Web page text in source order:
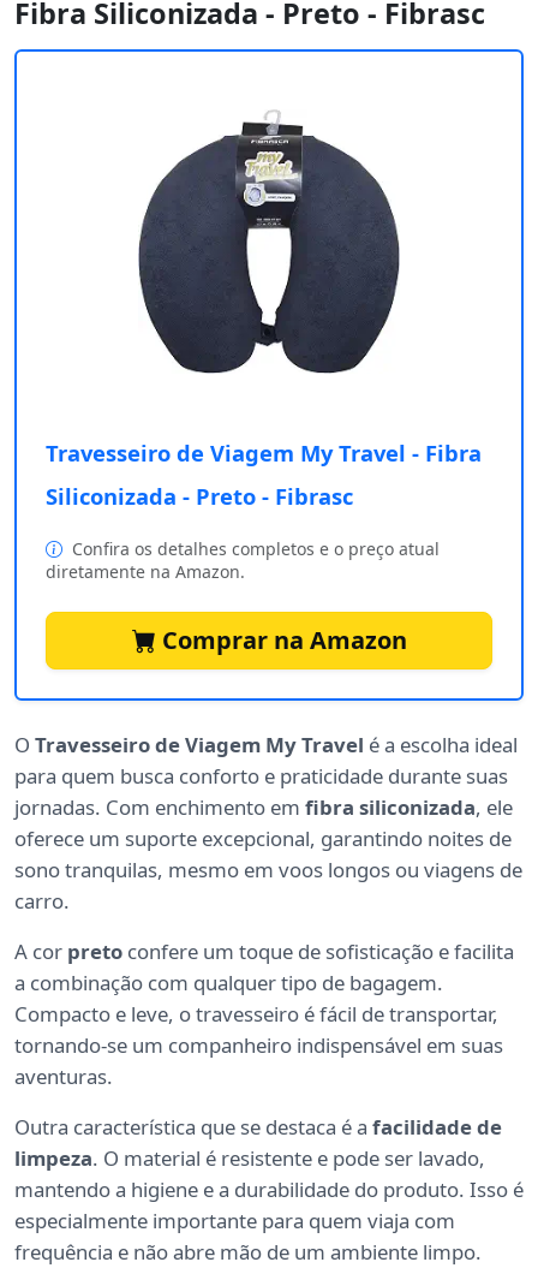
Fibra Siliconizada - Preto - Fibrasc
Travesseiro de Viagem My Travel - Fibra
Siliconizada - Preto - Fibrasc
Confira os detalhes completos e o preço atual
diretamente na Amazon.
Comprar na Amazon
O Travesseiro de Viagem My Travel é a escolha ideal
para quem busca conforto e praticidade durante suas
jornadas. Com enchimento em fibra siliconizada, ele
oferece um suporte excepcional, garantindo noites de
sono tranquilas, mesmo em voos longos ou viagens de
carro.
A cor preto confere um toque de sofisticação e facilita
a combinação com qualquer tipo de bagagem.
Compacto e leve, o travesseiro é fácil de transportar,
tornando-se um companheiro indispensável em suas
aventuras.
Outra característica que se destaca é a facilidade de
limpeza. O material é resistente e pode ser lavado,
mantendo a higiene e a durabilidade do produto. Isso é
especialmente importante para quem viaja com
frequência e não abre mão de um ambiente limpo.